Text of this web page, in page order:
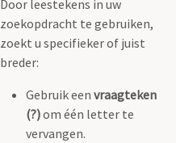
Door leestekens in uw
zoekopdracht te gebruiken,
zoekt u specifieker of juist
breder:
Gebruik een vraagteken
(?)om één letter te
vervangen.